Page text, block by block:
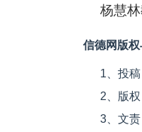
杨慧
信德网版权
1、投
2、版
3、文